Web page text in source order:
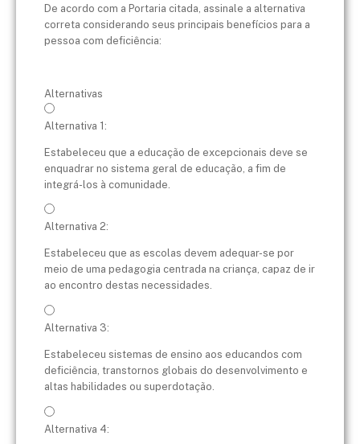
De acordo com a Portaria citada, assinale a alternativa
correta considerando seus principais benefícios para a
pessoa com deficiência:
Alternativas
Alternativa 1:
Estabeleceu que a educação de excepcionais deve se
enquadrar no sistema geral de educação, a fim de
integrá-los à comunidade.
Alternativa 2:
Estabeleceu que as escolas devem adequar-se por
meio de uma pedagogia centrada na criança, capaz de ir
ao encontro destas necessidades.
Alternativa 3:
Estabeleceu sistemas de ensino aos educandos com
deficiência, transtornos globais do desenvolvimento e
altas habilidades ou superdotação.
Alternativa 4: